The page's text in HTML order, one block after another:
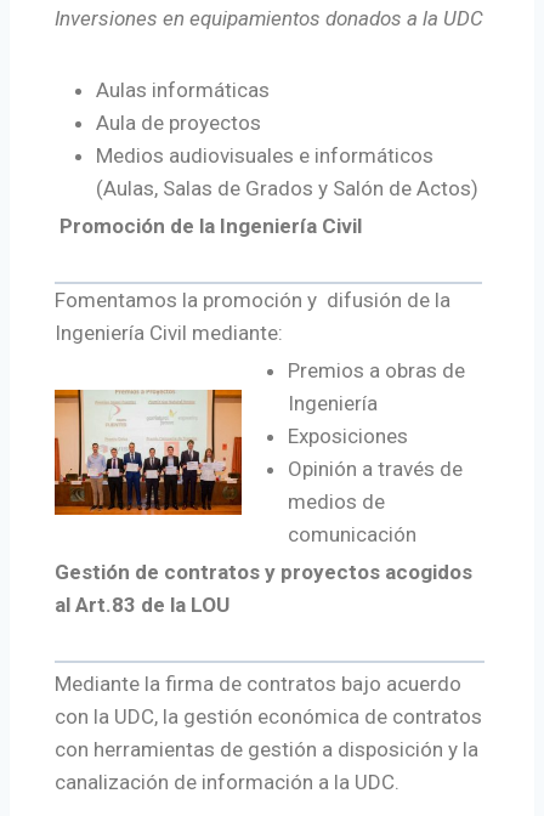
Inversiones en equipamientos donados a la UDC
Aulas informáticas
Aula de proyectos
Medios audiovisuales e informáticos
(Aulas, Salas de Grados y Salón de Actos)
Promoción de la Ingeniería Civil
Fomentamos la promoción y difusión de la
Ingeniería Civil mediante:
Premios a obras de
Ingeniería
Exposiciones
Opinión a través de
medios de
comunicación
Gestión de contratos y proyectos acogidos
al Art.83 de la LOU
Mediante la firma de contratos bajo acuerdo
con la UDC, la gestión económica de contratos
con herramientas de gestión a disposición y la
canalización de información a la UDC.